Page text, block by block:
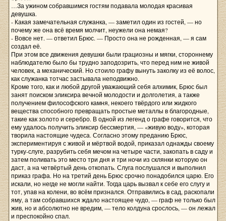
…За ужином собравшимся гостям подавала молодая красивая
девушка.
- Какая замечательная служанка, — заметил один из гостей, — но
почему же она всё время молчит, неужели она немая?
- Вовсе нет. — ответил Брюс. — Просто она не рожденная, — я сам
создал её.
При этом все движения девушки были грациозны и мягки, стороннему
наблюдателю было бы трудно заподозрить, что перед ним не живой
человек, а механический. Но стоило графу вынуть заколку из её волос,
как служанка тотчас застывала неподвижно.
Кроме того, как и любой другой уважающий себя алхимик, Брюс был
занят поиском эликсира вечной молодости и долголетия, а также
получением философского камня, некоего твёрдого или жидкого
вещества способного превращать простые металлы в благородные,
такие как золото и серебро. В одной из легенд о графе говорится, что
ему удалось получить эликсир бессмертия, — «живую воду», которая
творила настоящие чудеса. Согласно этому преданию Брюс,
экспериментируя с живой и мёртвой водой, приказал однажды своему
турку-слуге, разрубить себя мечом на четыре части, закопать в саду и
затем поливать это место три дня и три ночи из склянки которую он
даст, а на четвёртый день откопать. Слуга послушался и выполнил
приказ графа. Но на третий день Брюс срочно понадобился царю. Его
искали, но негде не могли найти. Тогда царь вызвал к себе его слугу и
тот, упав на колени, во всём признался. Отправились в сад, раскопали
яму, а там собравшихся ждало настоящее чудо, — граф не только был
жив, но и абсолютно не вредим, — тело колдуна срослось, — он лежал
и преспокойно спал.